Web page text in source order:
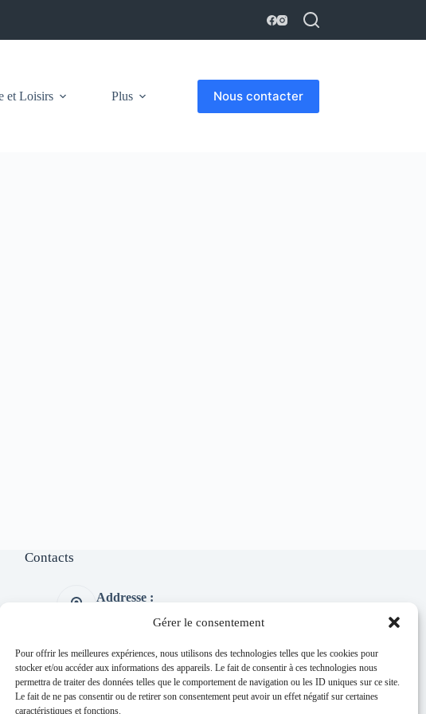
Gérer le consentement
Pour offrir les meilleures expériences, nous utilisons des technologies telles que les cookies pour
stocker et/ou accéder aux informations des appareils. Le fait de consentir à ces technologies nous
permettra de traiter des données telles que le comportement de navigation ou les ID uniques sur ce site.
Le fait de ne pas consentir ou de retirer son consentement peut avoir un effet négatif sur certaines
caractéristiques et fonctions.
et Loisirs Plus Nous contacter
Contacts
Addresse :
04 73 97 91 58
E-mail :
mairie@thuret.fr
Permanences :